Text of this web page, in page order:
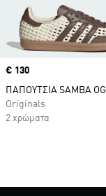
Price
€ 130
ΠΑΠΟΥΤΣΙΑ SAMBA OG
Originals
2 χρώματα